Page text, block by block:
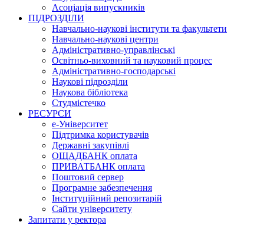
Асоціація випускників
ПІДРОЗДІЛИ
Навчально-наукові інститути та факультети
Навчально-наукові центри
Адміністративно-управлінські
Освітньо-виховний та науковий процес
Адміністративно-господарські
Наукові підрозділи
Наукова бібліотека
Студмістечко
РЕСУРСИ
е-Університет
Підтримка користувачів
Державні закупівлі
ОЩАДБАНК оплата
ПРИВАТБАНК оплата
Поштовий сервер
Програмне забезпечення
Інституційний репозитарій
Сайти університету
Запитати у ректора